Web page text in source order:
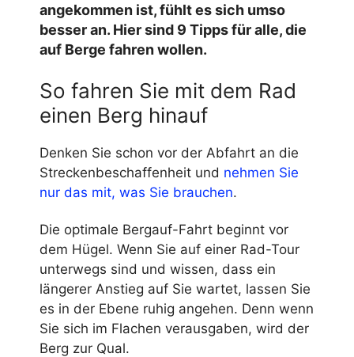
angekommen ist, fühlt es sich umso
besser an. Hier sind 9 Tipps für alle, die
auf Berge fahren wollen.
So fahren Sie mit dem Rad
einen Berg hinauf
Denken Sie schon vor der Abfahrt an die
Streckenbeschaffenheit und nehmen Sie
nur das mit, was Sie brauchen.
Die optimale Bergauf-Fahrt beginnt vor
dem Hügel. Wenn Sie auf einer Rad-Tour
unterwegs sind und wissen, dass ein
längerer Anstieg auf Sie wartet, lassen Sie
es in der Ebene ruhig angehen. Denn wenn
Sie sich im Flachen verausgaben, wird der
Berg zur Qual.